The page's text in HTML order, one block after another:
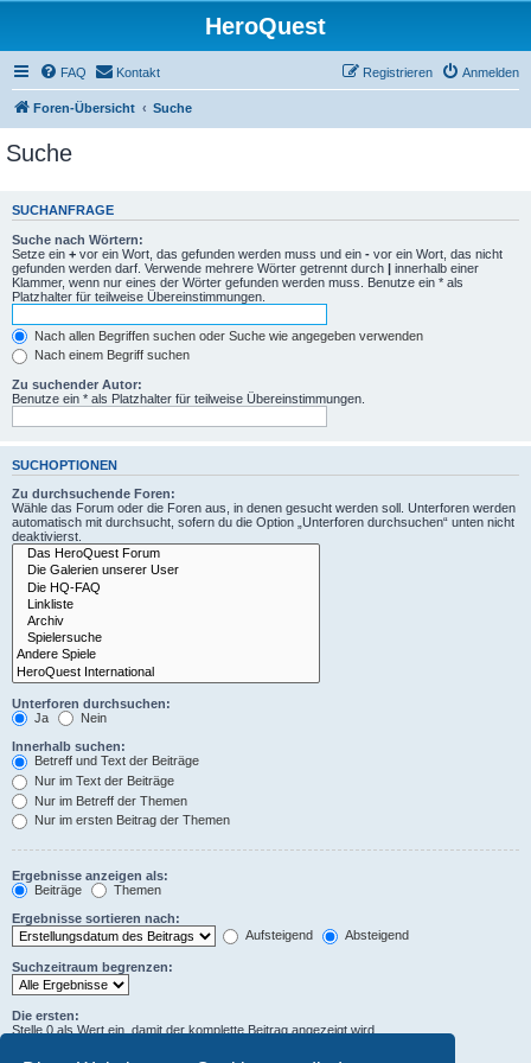
HeroQuest
FAQ Kontakt Anmelden
Registrieren
Foren-Übersicht Suche
Suche
SUCHANFRAGE
Suche nach Wörtern:
Setze ein + vor ein Wort, das gefunden werden muss und ein - vor ein Wort, das nicht
gefunden werden darf. Verwende mehrere Wörter getrennt durch | innerhalb einer
Klammer, wenn nur eines der Wörter gefunden werden muss. Benutze ein * als
Platzhalter für teilweise Übereinstimmungen.
Nach allen Begriffen suchen oder Suche wie angegeben verwenden
Nach einem Begriff suchen
Zu suchender Autor:
Benutze ein * als Platzhalter für teilweise Übereinstimmungen.
SUCHOPTIONEN
Zu durchsuchende Foren:
Wähle das Forum oder die Foren aus, in denen gesucht werden soll. Unterforen werden
automatisch mit durchsucht, sofern du die Option „Unterforen durchsuchen“ unten nicht
deaktivierst.
Unterforen durchsuchen:
Ja
Nein
Innerhalb suchen:
Betreff und Text der Beiträge
Nur im Text der Beiträge
Nur im Betreff der Themen
Nur im ersten Beitrag der Themen
Ergebnisse anzeigen als:
Beiträge
Themen
Ergebnisse sortieren nach:
Aufsteigend
Absteigend
Suchzeitraum begrenzen:
Die ersten:
Stelle 0 als Wert ein, damit der komplette Beitrag angezeigt wird.